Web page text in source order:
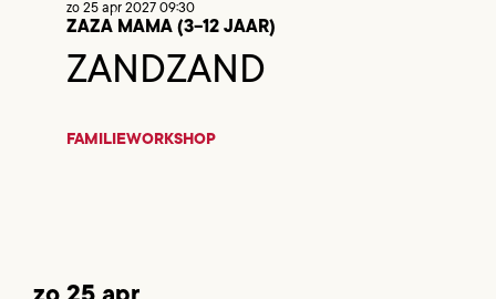
ZAZA MAMA (3-12 JAAR)
ZANDZAND
zo 25 apr 2027 09:30
FAMILIEWORKSHOP